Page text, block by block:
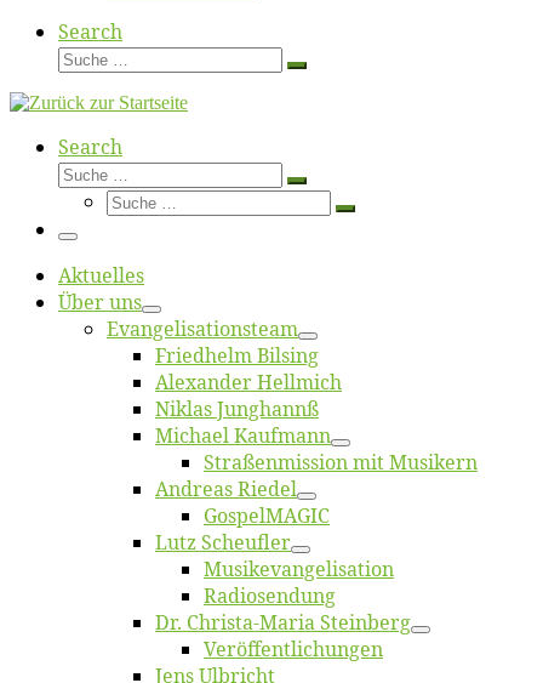
Search
Suche
Suche
Search
Suche
Suche
Suche
Suche
Menü
Ak­tu­el­les
Über uns
Evangelisa­tions­team
Fried­helm Bilsing
Alex­an­der Hellmich
Ni­klas Junghannß
Mi­cha­el Kaufmann
Straßenmis­sion mit Musikern
An­dre­as Riedel
Gos­pel­MA­GIC
Lutz Scheuf­ler
Musikevan­ge­li­sa­tion
Ra­dio­sen­dung
Dr. Chris­­ta-Ma­ria Steinberg
Ver­öf­fent­li­chun­gen
Jens Ulb­richt